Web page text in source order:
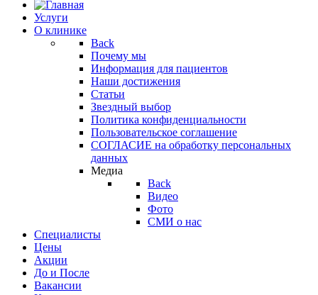
Услуги
О клинике
Back
Почему мы
Информация для пациентов
Наши достижения
Статьи
Звездный выбор
Политика конфиденциальности
Пользовательское соглашение
СОГЛАСИЕ на обработку персональных
данных
Медиа
Back
Видео
Фото
СМИ о нас
Специалисты
Цены
Акции
До и После
Вакансии